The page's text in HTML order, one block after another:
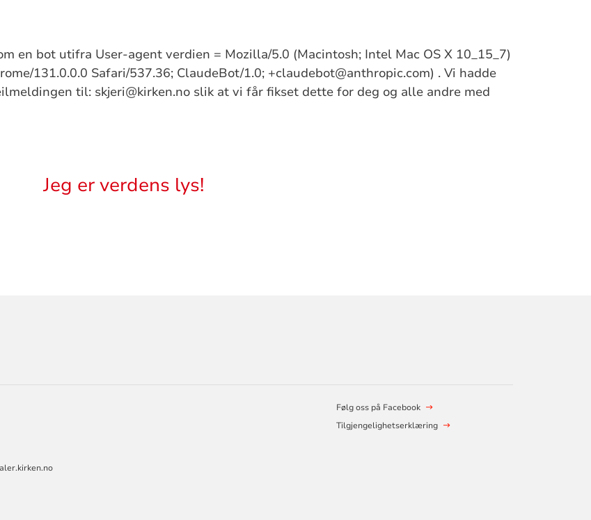
en bot utifra User-agent verdien = Mozilla/5.0 (Macintosh; Intel Mac OS X 10_15_7)
131.0.0.0 Safari/537.36; ClaudeBot/1.0; +claudebot@anthropic.com) . Vi hadde
til: skjeri@kirken.no slik at vi får fikset dette for deg og alle andre med
Jeg er verdens lys!
Følg oss på Facebook
Tilgjengelighetserklæring